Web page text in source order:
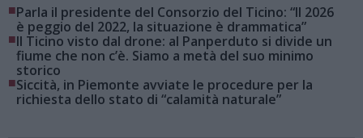
■Parla il presidente del Consorzio del Ticino: “Il 2026
è peggio del 2022, la situazione è drammatica”
■Il Ticino visto dal drone: al Panperduto si divide un
fiume che non c’è. Siamo a metà del suo minimo
storico
■Siccità, in Piemonte avviate le procedure per la
richiesta dello stato di “calamità naturale”